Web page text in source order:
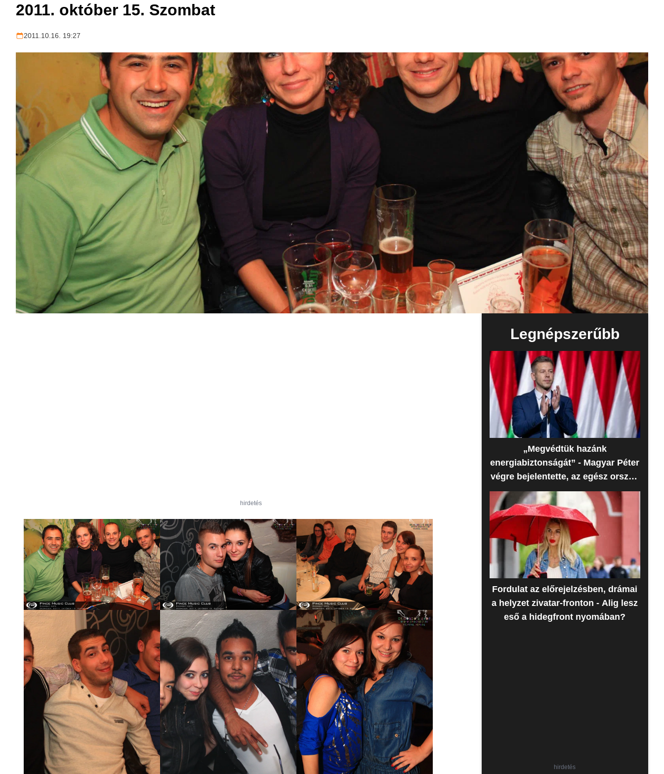
2011. október 15. Szombat
2011.10.16. 19:27
hirdetés
Legnépszerűbb
„Megvédtük hazánk
energiabiztonságát” - Magyar Péter
végre bejelentette, az egész ország
erre várt
Fordulat az előrejelzésben, drámai
a helyzet zivatar-fronton - Alig lesz
eső a hidegfront nyomában?
hirdetés